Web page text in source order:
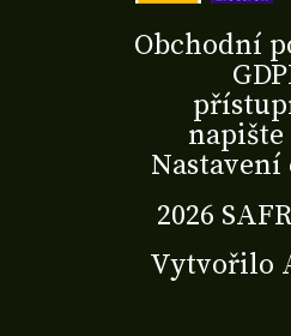
2026
Vytvořilo
Obchodní
Nastavení